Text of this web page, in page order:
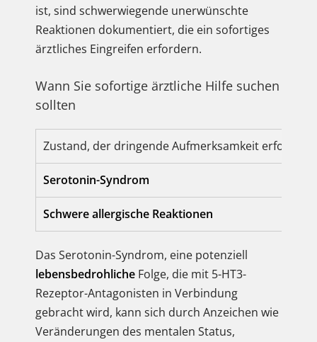
ist, sind schwerwiegende unerwünschte
Reaktionen dokumentiert, die ein sofortiges
ärztliches Eingreifen erfordern.
Wann Sie sofortige ärztliche Hilfe suchen
sollten
Zustand, der dringende Aufmerksamkeit erfordert
Serotonin-Syndrom
Schwere allergische Reaktionen
Das Serotonin-Syndrom, eine potenziell
lebensbedrohliche Folge, die mit 5-HT3-
Rezeptor-Antagonisten in Verbindung
gebracht wird, kann sich durch Anzeichen wie
Veränderungen des mentalen Status,